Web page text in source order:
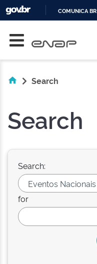
COMUNICA BR
Search
Search
Search:
for